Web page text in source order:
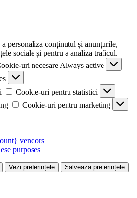
personaliza conținutul și anunțurile,
sociale și pentru a analiza traficul.
uri necesare Always active
Cookie-uri pentru statistici
Cookie-uri pentru marketing
vendors
purposes
Vezi preferințele Salvează preferințele